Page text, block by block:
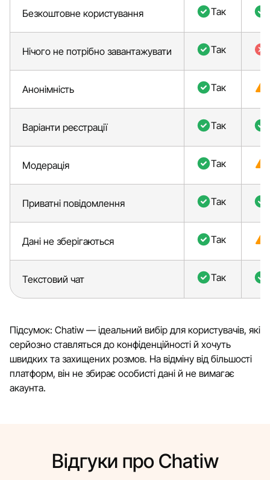
Безкоштовне користування Так
Нічого не потрібно завантажувати Так
Анонімність Так
Варіанти реєстрації Так
Модерація Так
Приватні повідомлення Так
Дані не зберігаються Так
Текстовий чат Так
Підсумок: Chatiw — ідеальний вибір для користувачів, які
серйозно ставляться до конфіденційності й хочуть
швидких та захищених розмов. На відміну від більшості
платформ, він не збирає особисті дані й не вимагає
акаунта.
Відгуки про Chatiw